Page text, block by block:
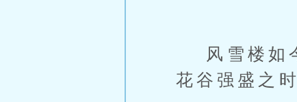
风雪楼如
花谷强盛之时